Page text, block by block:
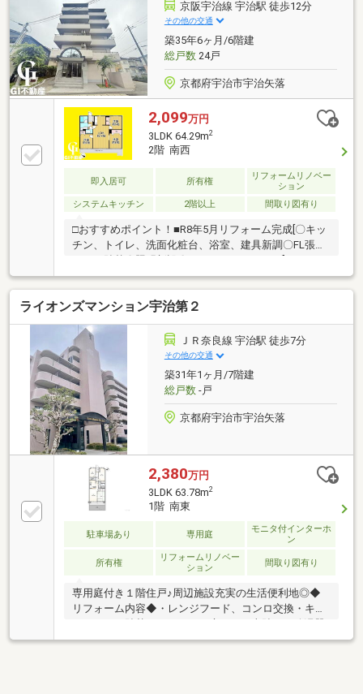
京阪宇治線 宇治駅 徒歩12分
その他の交通
築35年6ヶ月/6階建
総戸数24戸
京都府宇治市宇治矢落
2,099万円
3LDK 64.29m2
2階 南西
即入居可 所有権
リフォームリノベー
ション
システムキッチン
2階以上 間取り図有り
□おすすめポイント！■R8年5月リフォーム完成[〇キッ
チン、トイレ、洗面化粧台、浴室、建具新調〇FL張、
安心の部屋数♪■全居室に収納がありお部屋がスッキリ
♪■南西バルコニーにつき陽当り良好です♪■3沿線利用
可能でアクセスに便利な立地♪□近隣環境■JR「宇治」
徒歩11分■近鉄「小倉」徒歩17分■京阪「宇治」徒歩21
分■莵道第二小学校 徒歩19分■宇治中学校 徒歩8分■フ
レンドマート宇治店 徒歩8分 当日の見学やご予約受付
中！物件の詳細は、GI不動産までご相談ください公式
LINEやお電話でご連絡いただけます♪
ライオンズマンション宇治第２
ＪＲ奈良線 宇治駅 徒歩7分
その他の交通
築31年1ヶ月/7階建
総戸数-戸
京都府宇治市宇治矢落
2,380万円
3LDK 63.78m2
1階 南東
駐車場あり 専用庭
モニタ付インターホ
ン
所有権
リフォームリノベー
ション
間取り図有り
専用庭付き１階住戸♪周辺施設充実の生活便利地◎◆
リフォーム内容◆・レンジフード、コンロ交換・キッ
交換・トイレ交換・UB交換・防水パン交換・クロス全